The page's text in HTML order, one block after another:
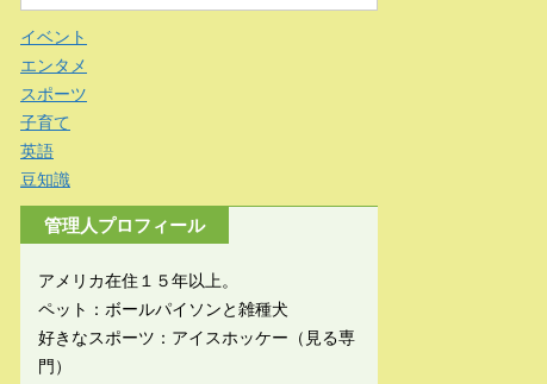
イベント
エンタメ
スポーツ
子育て
英語
豆知識
管理人プロフィール
アメリカ在住１５年以上。
ペット：ボールパイソンと雑種犬
好きなスポーツ：アイスホッケー（見る専
門）